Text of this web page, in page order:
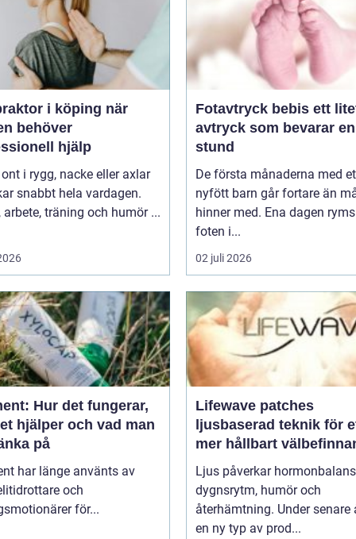
i köping när
behöver
hjälp
i rygg, nacke eller axlar
snabbt hela vardagen.
arbete, träning och humör ...
Fotavtryck bebis ett litet
avtryck som bevarar
stund
De första månaderna med
nyfött barn går fortare än
hinner med. Ena dagen
foten i...
02 juli 2026
Hur det fungerar,
hjälper och vad man
på
har länge använts av
och
för...
Lifewave patches
ljusbaserad teknik för
mer hållbart
Ljus påverkar
dygnsrytm, humör och
återhämtning. Under senare
en ny typ av prod...